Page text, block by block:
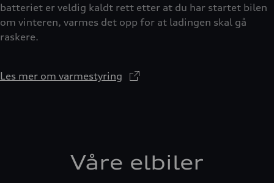
batteriet er veldig kaldt rett etter at du har startet bilen
om vinteren, varmes det opp for at ladingen skal gå
raskere.
Les mer om varmestyring
Våre elbiler